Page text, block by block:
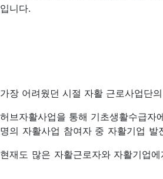
입니다.
가장 어려웠던 시절 자활 근로사업단
허브자활사업을 통해 기초생활수급자
명의 자활사업 참여자 중 자활기업 발
현재도 많은 자활근로자와 자활기업